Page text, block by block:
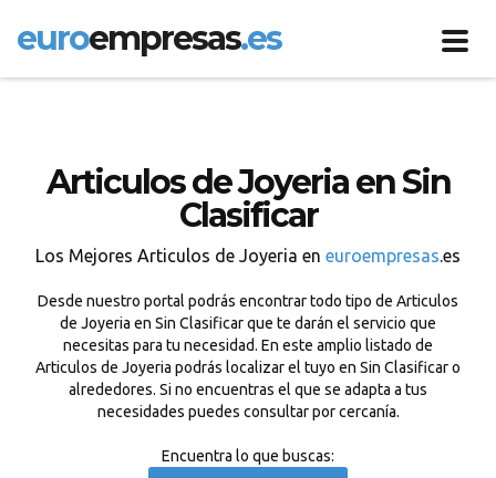
euroempresas.es
Articulos de Joyeria en Sin
Clasificar
Los Mejores Articulos de Joyeria en euroempresas.es
Desde nuestro portal podrás encontrar todo tipo de Articulos
de Joyeria en Sin Clasificar que te darán el servicio que
necesitas para tu necesidad. En este amplio listado de
Articulos de Joyeria podrás localizar el tuyo en Sin Clasificar o
alrededores. Si no encuentras el que se adapta a tus
necesidades puedes consultar por cercanía.
Encuentra lo que buscas: